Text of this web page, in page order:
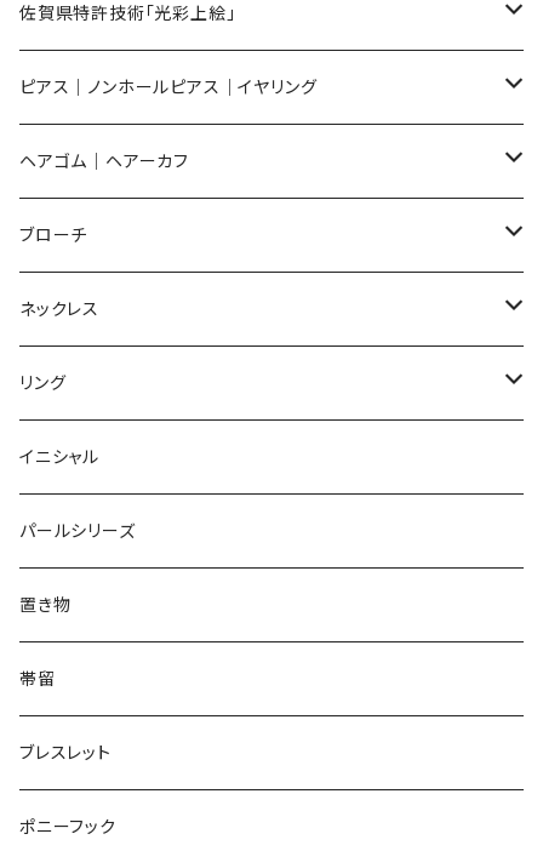
メンズ ギフトセット
佐賀県特許技術「光彩上絵」
ピアス
イヤリング
ノンホールピアス
ヘアゴム
ブローチ
ネックレス
リング
ピアス｜ノンホールピアス｜イヤリング
ピアス
Flower
Dot
てんとう虫
pattern
ノンホールピアス
Flower
Dot
Bubble
Animal
イヤリング
Flower
Round
Triangle
ヘアゴム｜ヘアーカフ
Flower
Round
Square
てんとう虫
Animal
うさぎ
パンダ
鏡
Pattern
マーメイド
雲
ブローチ
Flower
Animal
猫
犬
Lips
鏡
Pattern
house
bag
フルーツ
ネックレス
Flower
Animal
てんとう虫
Food
Pattern
ガラス
カメラ
リング
Flower
Round
てんとう虫
animal
lip
フルーツ
イニシャル
パールシリーズ
置き物
帯留
ブレスレット
ポニーフック